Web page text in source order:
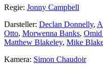
Regie: Jonny Campbell
Darsteller: Declan Donnelly,
Otto, Morwenna Banks,
Matthew Blakeley, Mike
Kamera: Simon Chaudoir